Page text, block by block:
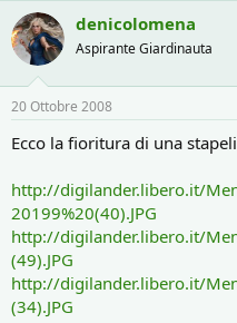
e
a
t
o
r
e
i
c
u
s
s
i
o
n
a
d
i
o
denicolomena
Aspirante Giardinauta
20 Ottobre 2008
Ecco la fioritura di una
http://digilander.libero.it/
20199%20(40).JPG
http://digilander.libero.it/
(49).JPG
http://digilander.libero.it/
(34).JPG